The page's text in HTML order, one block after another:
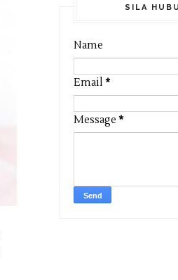
SILA
Name
Email *
Message *